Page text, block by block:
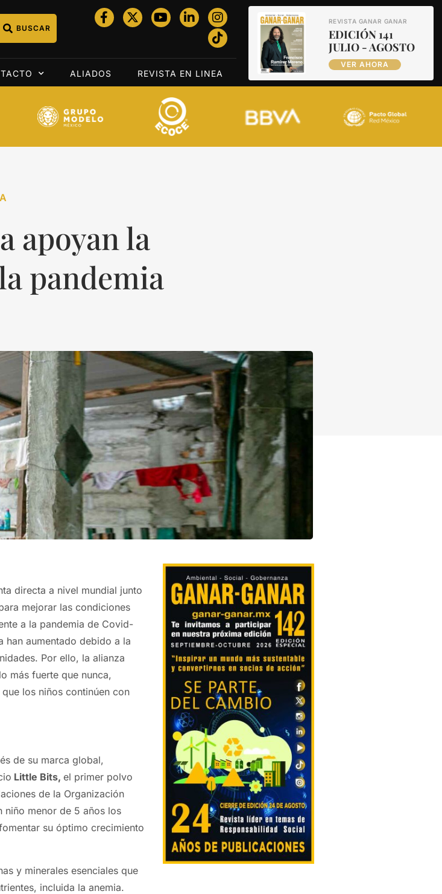
BUSCAR
ALIADOS REVISTA EN LINEA
REVISTA GANAR GANAR
EDICIÓN 141
JULIO - AGOSTO
VER AHORA
apoyan la
pandemia
directa a nivel mundial junto
mejorar las condiciones
a la pandemia de Covid-
han aumentado debido a la
Por ello, la alianza
más fuerte que nunca,
los niños continúen con
de su marca global,
Little Bits, el primer polvo
de la Organización
niño menor de 5 años los
su óptimo crecimiento
y minerales esenciales que
incluida la anemia.